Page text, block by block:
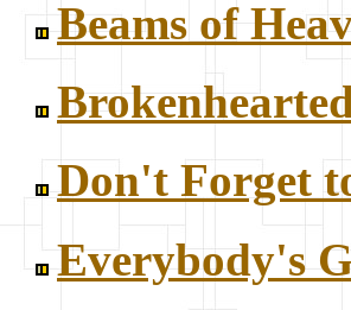
Beams of
Don't Forget
Everybody's